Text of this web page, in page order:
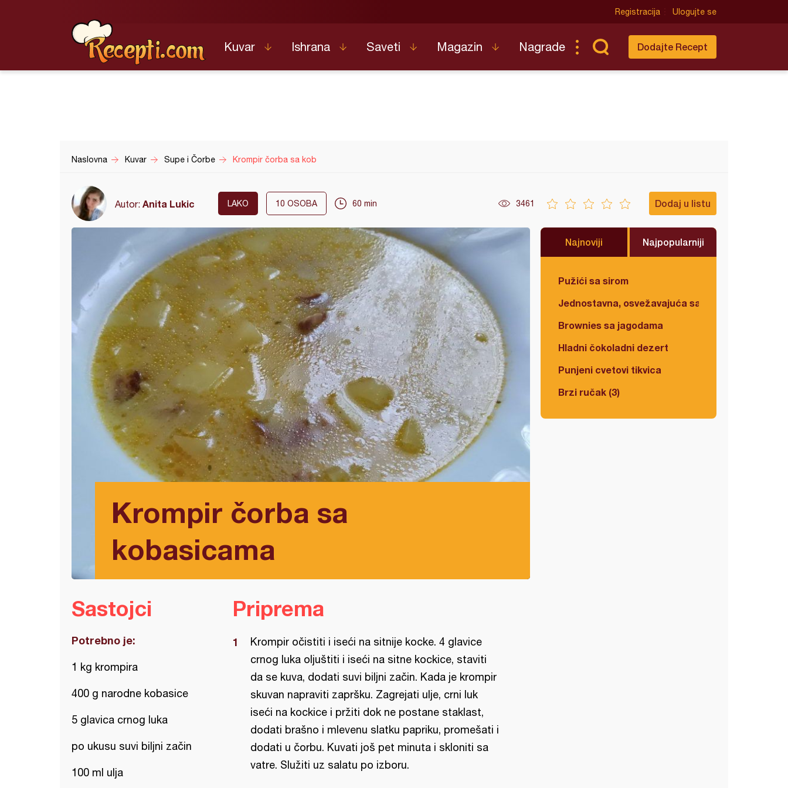
Registracija Ulogujte se
Kuvar Ishrana Saveti Magazin Nagrade Dodajte Recept
Naslovna Kuvar Supe i Čorbe Krompir čorba sa kob
Autor: Anita Lukic LAKO 10 OSOBA 60 min 3461 Dodaj u listu
Krompir čorba sa
kobasicama
Najnoviji Najpopularniji
Pužići sa sirom
Jednostavna, osvežavajuća salata
Brownies sa jagodama
Hladni čokoladni dezert
Punjeni cvetovi tikvica
Brzi ručak (3)
Sastojci
Potrebno je:
1 kg krompira
400 g narodne kobasice
5 glavica crnog luka
po ukusu suvi biljni začin
100 ml ulja
Priprema
Krompir očistiti i iseći na sitnije kocke. 4 glavice
crnog luka oljuštiti i iseći na sitne kockice, staviti
da se kuva, dodati suvi biljni začin. Kada je krompir
skuvan napraviti zapršku. Zagrejati ulje, crni luk
iseći na kockice i pržiti dok ne postane staklast,
dodati brašno i mlevenu slatku papriku, promešati i
dodati u čorbu. Kuvati još pet minuta i skloniti sa
vatre. Služiti uz salatu po izboru.